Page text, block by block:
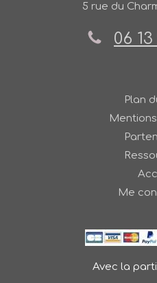
5 rue du
06
Plan
Me
Avec la